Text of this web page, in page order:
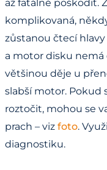
až fatálně poškodit.
komplikovaná,
zůstanou čtecí
a motor disku nemá
většinou děje u
slabší motor.
roztočit, mohou se
prach – viz foto.
diagnostiku.